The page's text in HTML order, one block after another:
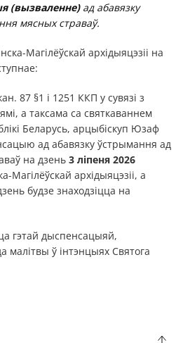
(вызваленне)ад абавязку
мясных страваў.
Магілёўскай архідыяцэзіі на
87 §1 і 1251 ККП у сувязі з
а таксама са святкаваннем
Беларусь, арцыбіскуп Юзаф
ад абавязку ўстрымання ад
на дзень 3 ліпеня 2026
Магілёўскай архідыяцэзіі, а
будзе знаходзіцца на
гэтай дыспенсацыяй,
малітвы ў інтэнцыях Святога